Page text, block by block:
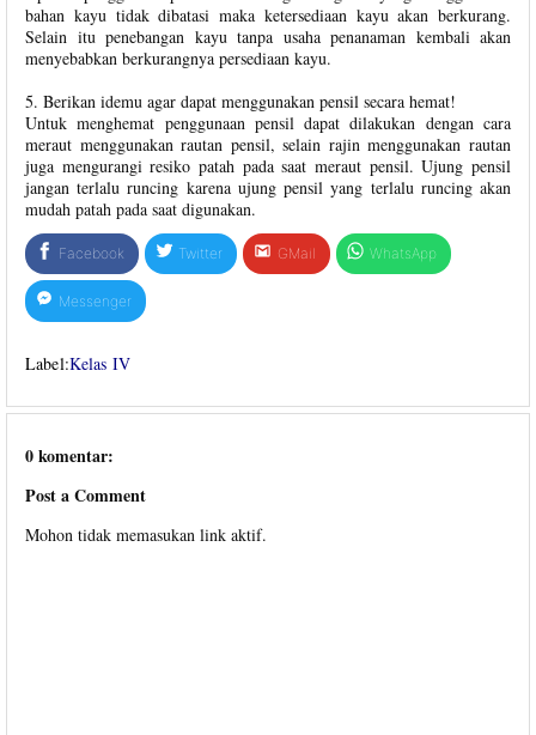
bahan kayu tidak dibatasi maka ketersediaan kayu akan berkurang.
Selain itu penebangan kayu tanpa usaha penanaman kembali akan
menyebabkan berkurangnya persediaan kayu.
5. Berikan idemu agar dapat menggunakan pensil secara hemat!
Untuk menghemat penggunaan pensil dapat dilakukan dengan cara
meraut menggunakan rautan pensil, selain rajin menggunakan rautan
juga mengurangi resiko patah pada saat meraut pensil. Ujung pensil
jangan terlalu runcing karena ujung pensil yang terlalu runcing akan
mudah patah pada saat digunakan.
Facebook Twitter GMail WhatsApp
Messenger
Label:Kelas IV
0 komentar:
Post a Comment
Mohon tidak memasukan link aktif.